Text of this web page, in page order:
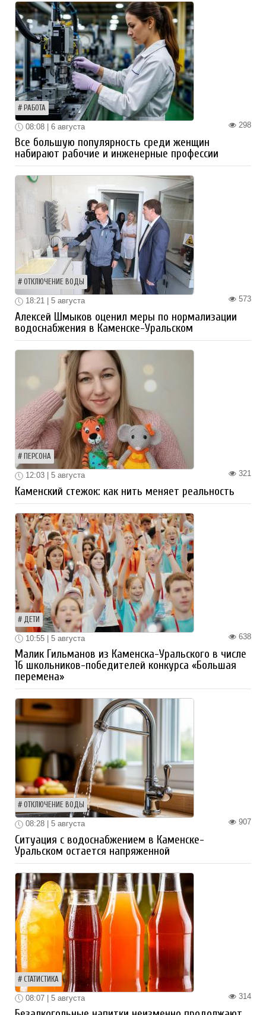
РАБОТА
298
08:08 | 6 августа
Все большую популярность среди женщин
набирают рабочие и инженерные профессии
ОТКЛЮЧЕНИЕ ВОДЫ
573
18:21 | 5 августа
Алексей Шмыков оценил меры по нормализации
водоснабжения в Каменске-Уральском
ПЕРСОНА
321
12:03 | 5 августа
Каменский стежок: как нить меняет реальность
ДЕТИ
638
10:55 | 5 августа
Малик Гильманов из Каменска-Уральского в числе
16 школьников-победителей конкурса «Большая
перемена»
ОТКЛЮЧЕНИЕ ВОДЫ
907
08:28 | 5 августа
Ситуация с водоснабжением в Каменске-
Уральском остается напряженной
СТАТИСТИКА
314
08:07 | 5 августа